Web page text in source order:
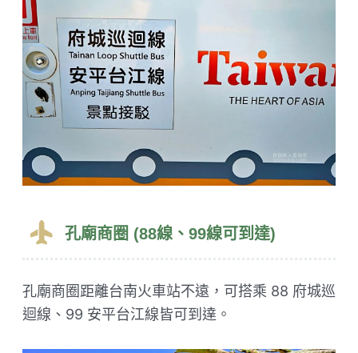
孔廟商圈 (88線、99線可到達)
孔廟商圈距離台南火車站不遠，可搭乘 88 府城巡
迴線、99 安平台江線皆可到達。